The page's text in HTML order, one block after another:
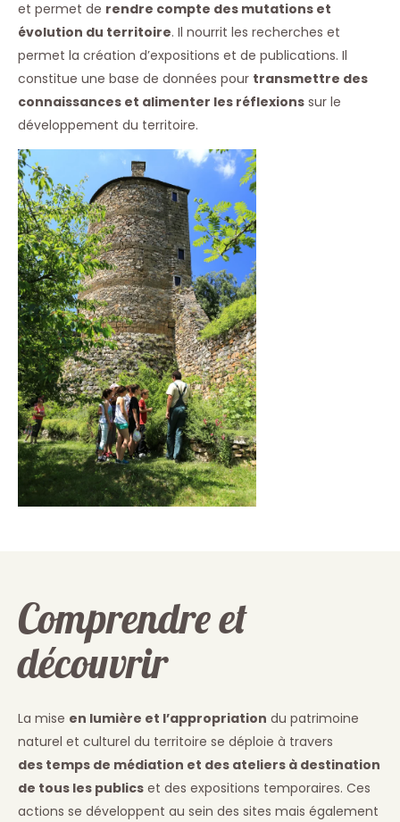
et permet de rendre compte des mutations et
évolution du territoire. Il nourrit les recherches et
permet la création d’expositions et de publications. Il
constitue une base de données pour transmettre des
connaissances et alimenter les réflexions sur le
développement du territoire.
Comprendre et
découvrir
La mise en lumière et l’appropriation du patrimoine
naturel et culturel du territoire se déploie à travers
des temps de médiation et des ateliers à destination
de tous les publics et des expositions temporaires. Ces
actions se développent au sein des sites mais également